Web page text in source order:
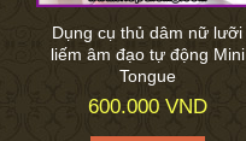
Dụng cụ thủ dâm nữ lưỡi
liếm âm đạo tự động Mini
Tongue
600.000 VND